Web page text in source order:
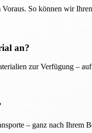
So können wir
an?
zur Verfügung –
– ganz nach Ihrem